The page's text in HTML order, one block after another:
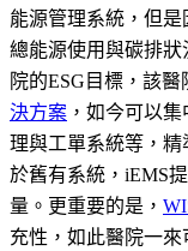
能源管理系統，但
總能源使用與碳排
院的ESG目標，該
決方案 ，如今可以
理與工單系統等，
於舊有系統，iEMS
量。更重要的是，
充性，如此醫院一